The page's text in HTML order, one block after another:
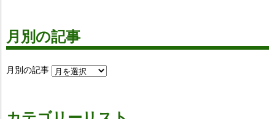
月別の記事
月別の記事